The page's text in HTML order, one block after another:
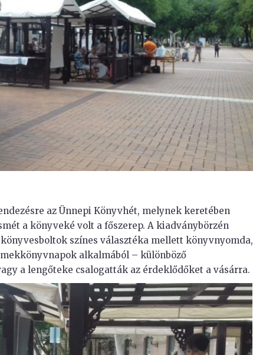
az Ünnepi Könyvhét, melynek keretében
a könyveké volt a főszerep. A kiadványbörzén
színes választéka mellett könyvnyomda,
alkalmából – különböző
a lengőteke csalogatták az érdeklődőket a vásárra.